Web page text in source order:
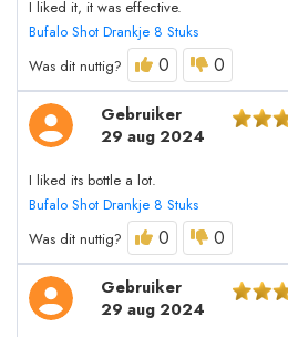
I liked it, it was effective.
Bufalo Shot Drankje 8 Stuks
Was dit nuttig?
0 0
Gebruiker
29 aug 2024
I liked its bottle a lot.
Bufalo Shot Drankje 8 Stuks
Was dit nuttig?
0 0
Gebruiker
29 aug 2024